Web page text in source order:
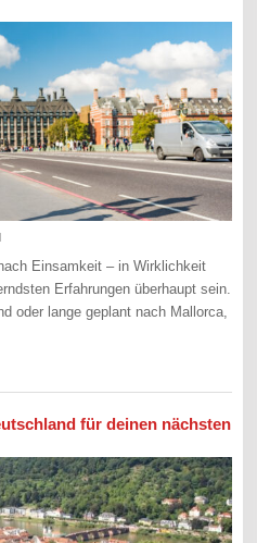
Einsamkeit – in Wirklichkeit
Erfahrungen überhaupt sein.
oder lange geplant nach Mallorca,
für deinen nächsten